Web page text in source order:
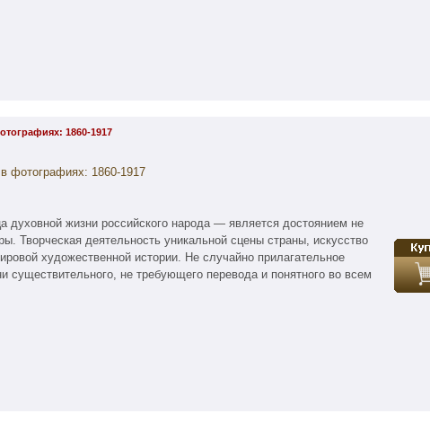
1860-1917
фотографиях: 1860-1917
жизни российского народа — является достоянием не
Творческая деятельность уникальной сцены страны, искусство
художественной истории. Не случайно прилагательное
существительного, не требующего перевода и понятного во всем